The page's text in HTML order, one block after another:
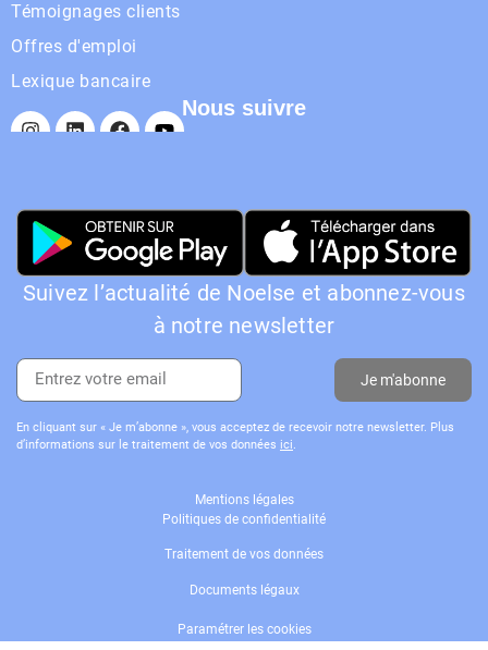
Témoignages clients
Offres d'emploi
Lexique bancaire
Nous suivre
Suivez l’actualité de Noelse et abonnez-vous
à notre newsletter
Je m'abonne
En cliquant sur « Je m’abonne », vous acceptez de recevoir notre newsletter. Plus
d’informations sur le traitement de vos données ici
Mentions légales
Politiques de confidentialité
Traitement de vos données
Documents légaux
Paramétrer les cookies